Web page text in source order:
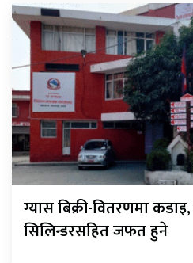
ग्यास बिक्री-वितरणमा
सिलिन्डरसहित जफत हुने